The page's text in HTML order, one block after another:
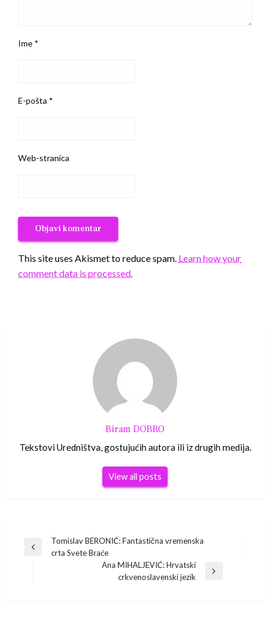
Ime *
E-pošta *
Web-stranica
This site uses Akismet to reduce spam. Learn how your
comment data is processed.
Biram DOBRO
Tekstovi Uredništva, gostujućih autora ili iz drugih medija.
View all posts
Navigacija
Previous
Tomislav BERONIĆ: Fantastična vremenska
crta Svete Braće
Ana MIHALJEVIĆ: Hrvatski
crkvenoslavenski jezik